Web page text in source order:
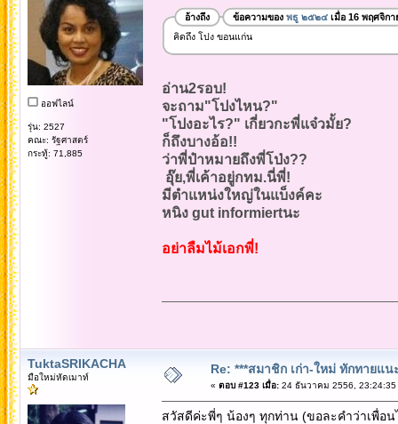
ออฟไลน์
รุ่น: 2527
คณะ: รัฐศาสตร์
กระทู้: 71,885
อ้างถึง ข้อความของ พธู ๒๕๒๔เมื่อ 16 พฤศจิกา
คิดถึง โปง ขอนแก่น
อ่าน2รอบ!
จะถาม"โปงไหน?"
"โปงอะไร?" เกี่ยวกะพี่แจ๋วมั้ย?
ก็ถึงบางอ้อ!!
ว่าพี่ป๋าหมายถึงพี่โป่ง??
อุ๊ย,พี่เค้าอยู่กทม.นี่พี่!
มีตำแหน่งใหญ่ในแบ็งค์คะ
หนิง gut informiertนะ
อย่าลืมไม้เอกพี่!
TuktaSRIKACHA
มือใหม่หัดเมาท์
Re: ***สมาชิก เก่า-ใหม่ ทักทายแ
« ตอบ #123 เมื่อ:24 ธันวาคม 2556, 23:24:35
สวัสดีค่ะพี่ๆ น้องๆ ทุกท่าน (ขอละคำว่าเพื่อน